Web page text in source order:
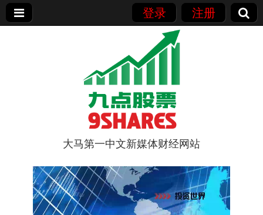
登录 注册
9点股票
大马第一中文新媒体财经网站